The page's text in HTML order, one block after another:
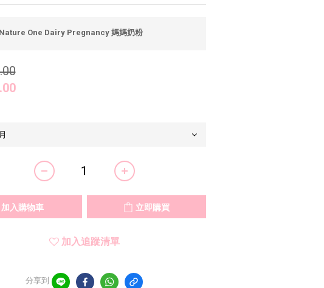
One Dairy Pregnancy 媽媽奶粉
加入購物車 立即購買
加入追蹤清單
分享到